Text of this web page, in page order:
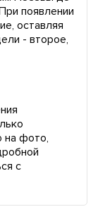
появлении
оставляя
- второе,
на фото,
с